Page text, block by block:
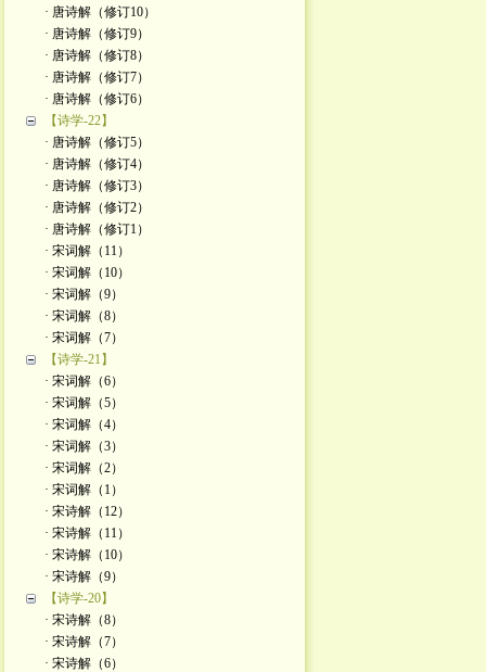
· 唐诗解（修订10）
· 唐诗解（修订9）
· 唐诗解（修订8）
· 唐诗解（修订7）
· 唐诗解（修订6）
【诗学-22】
· 唐诗解（修订5）
· 唐诗解（修订4）
· 唐诗解（修订3）
· 唐诗解（修订2）
· 唐诗解（修订1）
· 宋词解（11）
· 宋词解（10）
· 宋词解（9）
· 宋词解（8）
· 宋词解（7）
【诗学-21】
· 宋词解（6）
· 宋词解（5）
· 宋词解（4）
· 宋词解（3）
· 宋词解（2）
· 宋词解（1）
· 宋诗解（12）
· 宋诗解（11）
· 宋诗解（10）
· 宋诗解（9）
【诗学-20】
· 宋诗解（8）
· 宋诗解（7）
· 宋诗解（6）